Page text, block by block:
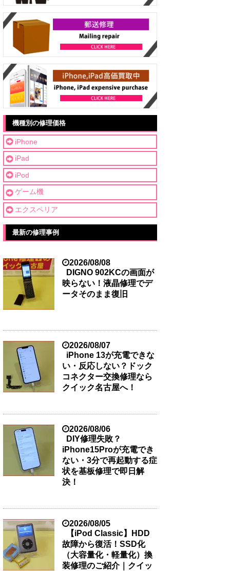
機種別の修理価格
iPhone
iPad
iPod
ゲーム機
エクスペリア
最新の修理事例
2026/08/08
DIGNO 902KCの画面が
映らない！液晶修理でデ
ータそのまま復旧
2026/08/07
iPhone 13が充電できな
い・反応しない？ドック
コネクター交換修理なら
クイック名古屋へ！
2026/08/06
DIY修理失敗？
iPhone15Proが充電でき
ない・3分で再起動する症
状を基板修理で即日解
決！
2026/08/05
【iPod Classic】HDD
故障から復活！SSD化
（大容量化・軽量化）換
装修理のご紹介｜クイッ